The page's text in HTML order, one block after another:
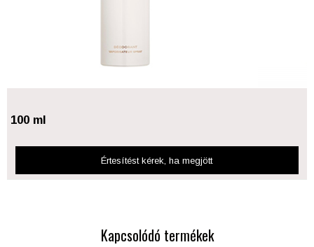
100 ml
Értesítést kérek, ha megjött
Kapcsolódó termékek